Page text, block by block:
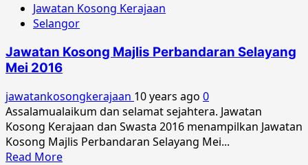
about
Jawatan
Majlis
Bandaraya
Jun
2016
Jawatan Kosong Kerajaan
Selangor
Jawatan Kosong Majlis Perbandaran Selayang
Mei 2016
jawatankosongkerajaan 10 years ago 0
Assalamualaikum dan selamat sejahtera. Jawatan
Kosong Kerajaan dan Swasta 2016 menampilkan Jawatan
Kosong Majlis Perbandaran Selayang Mei...
Read MoreRead